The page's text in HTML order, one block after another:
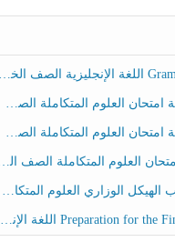
المتكاملة الصف الخامس انسبير الفصل الثالث
المتكاملة الصف الخامس عام الفصل الثالث
المتكاملة الصف الخامس انسبير الفصل الثالث
العلوم المتكاملة الصف الخامس عام الفصل الثالث